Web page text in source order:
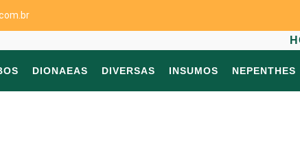
DIONAEAS DIVERSAS INSUMOS NEPENTHES